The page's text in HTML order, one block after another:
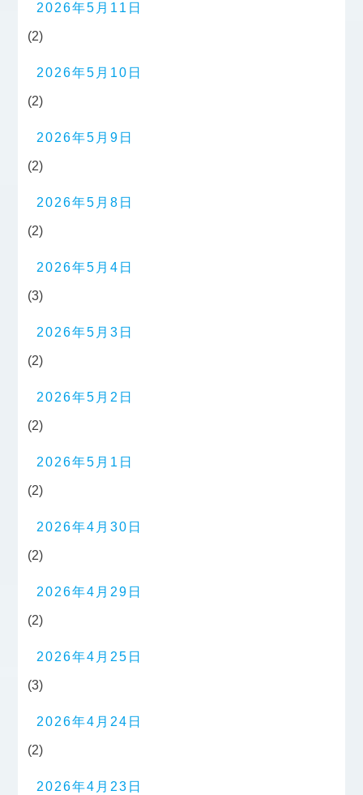
2026年5月11日
(2)
2026年5月10日
(2)
2026年5月9日
(2)
2026年5月8日
(2)
2026年5月4日
(3)
2026年5月3日
(2)
2026年5月2日
(2)
2026年5月1日
(2)
2026年4月30日
(2)
2026年4月29日
(2)
2026年4月25日
(3)
2026年4月24日
(2)
2026年4月23日